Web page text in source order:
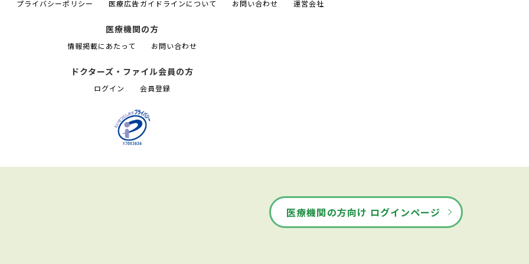
プライバシーポリシー 医療広告ガイドラインについて お問い合わせ 運営会社
医療機関の方
情報掲載にあたって お問い合わせ
ドクターズ・ファイル会員の方
ログイン 会員登録
医療機関の方向け ログインページ